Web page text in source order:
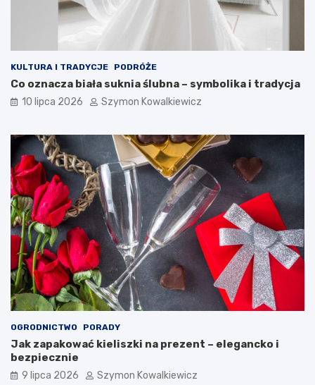
KULTURA I TRADYCJE PODRÓŻE
Co oznacza biała suknia ślubna – symbolika i tradycja
10 lipca 2026 Szymon Kowalkiewicz
OGRODNICTWO PORADY
Jak zapakować kieliszki na prezent – elegancko i
bezpiecznie
9 lipca 2026 Szymon Kowalkiewicz